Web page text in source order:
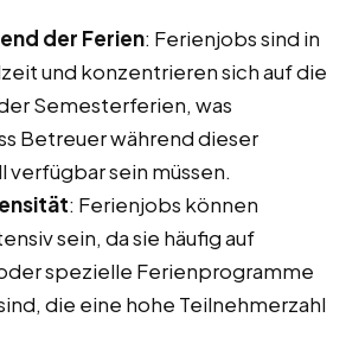
der Ferien: Ferienjobs sind in
und konzentrieren sich auf die
Semesterferien, was
Betreuer während dieser
verfügbar sein müssen.
: Ferienjobs können
sein, da sie häufig auf
spezielle Ferienprogramme
die eine hohe Teilnehmerzahl